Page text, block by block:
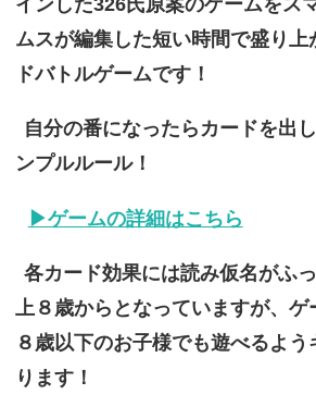
ムスが編集した短い時間で盛り上
ドバトルゲームです！
自分の番になったらカードを出
ンプルルール！
▶ゲームの詳細はこちら
各カード効果には読み仮名がふ
上８歳からとなっていますが、ゲ
８歳以下のお子様でも遊べるよ
ります！